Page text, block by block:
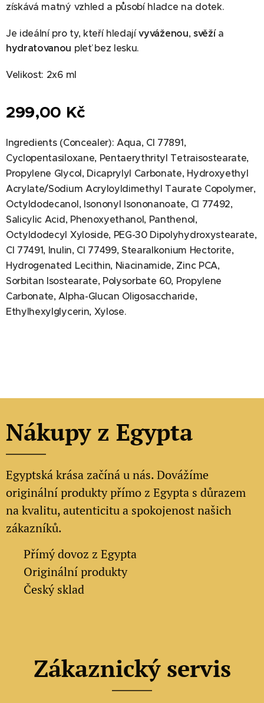
získává matný vzhled a působí hladce na dotek.
Je ideální pro ty, kteří hledajívyváženou, svěžía
hydratovanou pleť bez lesku.
Velikost: 2x6 ml
299,00 Kč
Ingredients (Concealer): Aqua, CI 77891,
Cyclopentasiloxane, Pentaerythrityl Tetraisostearate,
Propylene Glycol, Dicaprylyl Carbonate, Hydroxyethyl
Acrylate/Sodium Acryloyldimethyl Taurate Copolymer,
Octyldodecanol, Isononyl Isononanoate, CI 77492,
Salicylic Acid, Phenoxyethanol, Panthenol,
Octyldodecyl Xyloside, PEG-30 Dipolyhydroxystearate,
CI 77491, Inulin, CI 77499, Stearalkonium Hectorite,
Hydrogenated Lecithin, Niacinamide, Zinc PCA,
Sorbitan Isostearate, Polysorbate 60, Propylene
Carbonate, Alpha-Glucan Oligosaccharide,
Ethylhexylglycerin, Xylose.
Nákupy z Egypta
Egyptská krása začíná u nás. Dovážíme
originální produkty přímo z Egypta s důrazem
na kvalitu, autenticitu a spokojenost našich
zákazníků.
Přímý dovoz z Egypta
Originální produkty
✔ Český sklad
Zákaznický servis